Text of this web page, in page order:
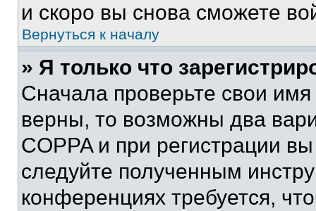
и скоро вы снова сможете
Вернуться к началу
» Я только что
Сначала проверьте свои
верны, то возможны два
COPPA и при регистрации
следуйте полученным
конференциях требуется,